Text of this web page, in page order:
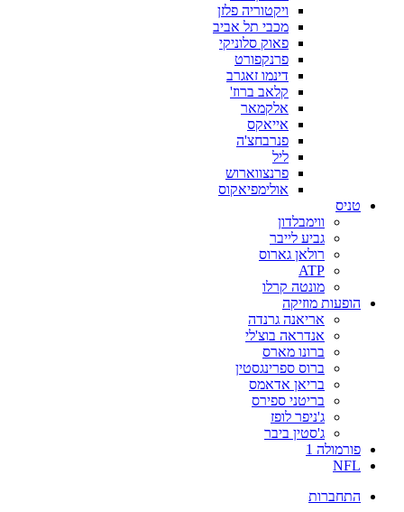
ויקטוריה פלזן
מכבי תל אביב
פאוק סלוניקי
פרנקפורט
דינמו זאגרב
קלאב ברוז'
אלקמאר
אייאקס
פנרבחצ'ה
ליל
פרנצווארוש
אולימפיאקוס
טניס
ווימבלדון
גביע לייבר
רולאן גארוס
ATP
מונטה קרלו
הופעות מוזיקה
אריאנה גרנדה
אנדראה בוצ'לי
ברונו מארס
ברוס ספרינגסטין
בריאן אדאמס
בריטני ספירס
ג'ניפר לופז
ג'סטין ביבר
פורמולה 1
NFL
התחברות